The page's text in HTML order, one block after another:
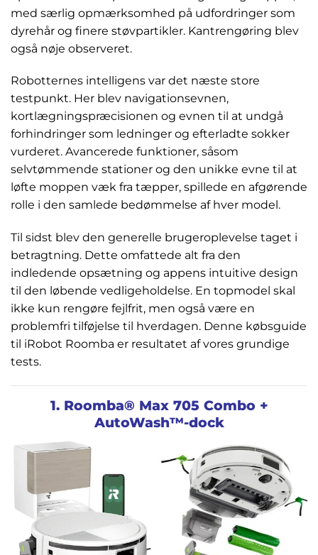
med særlig opmærksomhed på udfordringer som
dyrehår og finere støvpartikler. Kantrengøring blev
også nøje observeret.
Robotternes intelligens var det næste store
testpunkt. Her blev navigationsevnen,
kortlægningspræcisionen og evnen til at undgå
forhindringer som ledninger og efterladte sokker
vurderet. Avancerede funktioner, såsom
selvtømmende stationer og den unikke evne til at
løfte moppen væk fra tæpper, spillede en afgørende
rolle i den samlede bedømmelse af hver model.
Til sidst blev den generelle brugeroplevelse taget i
betragtning. Dette omfattede alt fra den
indledende opsætning og appens intuitive design
til den løbende vedligeholdelse. En topmodel skal
ikke kun rengøre fejlfrit, men også være en
problemfri tilføjelse til hverdagen. Denne købsguide
til iRobot Roomba er resultatet af vores grundige
tests.
1. Roomba® Max 705 Combo +
AutoWash™-dock